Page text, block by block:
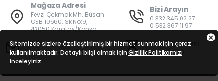
Mağaza Adresi
Fevzi Çakmak Mh. Büsan
OSB 10660. Sk No:9,
42050 Karatay/Konya
Bizi Arayın
0 332 345 02 27
0 532 367 11 97
E-Posta
bilgi@vatanisguvenligi.com
Mesai Saatleri
08:00 - 19:00
Sitemizde sizlere özelleştirilmiş bir hizmet sunmak için çerez
kullanılmaktadır. Detaylı bilgi almak için Gizlilik Politikamızı
inceleyiniz.